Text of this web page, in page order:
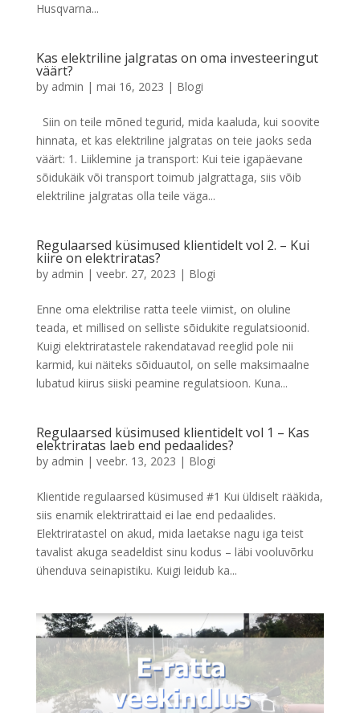
Husqvarna...
Kas elektriline jalgratas on oma investeeringut
väärt?
by admin | mai 16, 2023 | Blogi
Siin on teile mõned tegurid, mida kaaluda, kui soovite
hinnata, et kas elektriline jalgratas on teie jaoks seda
väärt: 1. Liiklemine ja transport: Kui teie igapäevane
sõidukäik või transport toimub jalgrattaga, siis võib
elektriline jalgratas olla teile väga...
Regulaarsed küsimused klientidelt vol 2. – Kui
kiire on elektriratas?
by admin | veebr. 27, 2023 | Blogi
Enne oma elektrilise ratta teele viimist, on oluline
teada, et millised on selliste sõidukite regulatsioonid.
Kuigi elektriratastele rakendatavad reeglid pole nii
karmid, kui näiteks sõiduautol, on selle maksimaalne
lubatud kiirus siiski peamine regulatsioon. Kuna...
Regulaarsed küsimused klientidelt vol 1 – Kas
elektriratas laeb end pedaalides?
by admin | veebr. 13, 2023 | Blogi
Klientide regulaarsed küsimused #1 Kui üldiselt rääkida,
siis enamik elektrirattaid ei lae end pedaalides.
Elektriratastel on akud, mida laetakse nagu iga teist
tavalist akuga seadeldist sinu kodus – läbi vooluvõrku
ühenduva seinapistiku. Kuigi leidub ka...